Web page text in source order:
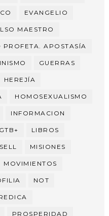
EVANGELIO
MAESTRO
PROFETA. APOSTASÍA
GUERRAS
HEREJÍA
HOMOSEXUALISMO
INFORMACION
LIBROS
MISIONES
MOVIMIENTOS
NOT
PROSPERIDAD